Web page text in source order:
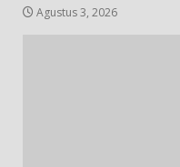
Agustus 3, 2026